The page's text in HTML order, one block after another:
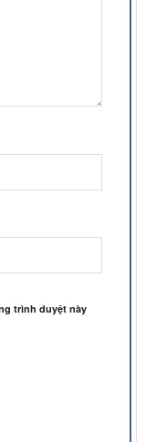
trình duyệt này